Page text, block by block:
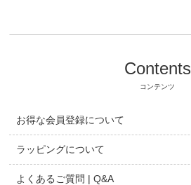
Contents
コンテンツ
お得な会員登録について
ラッピングについて
よくあるご質問 | Q&A